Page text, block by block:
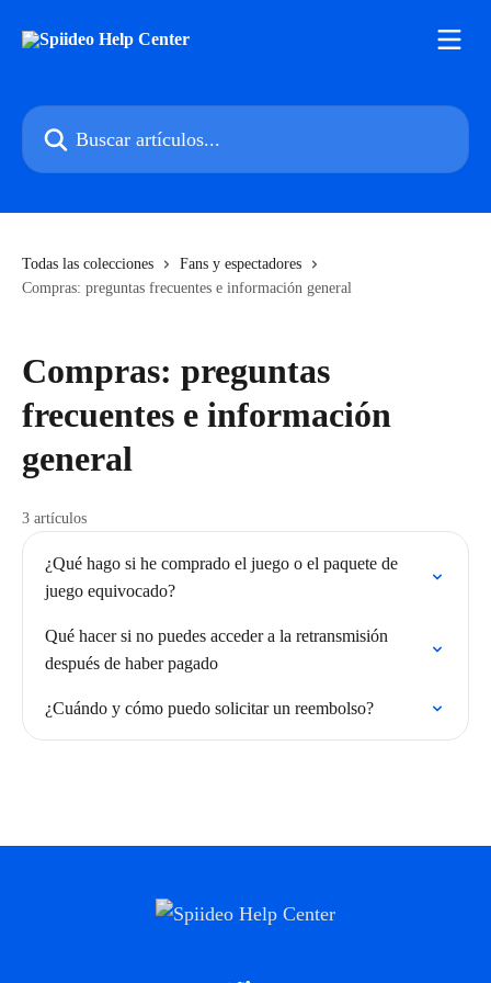
Buscar artículos...
Todas las colecciones
Fans y espectadores
Compras: preguntas frecuentes e información general
Compras: preguntas
frecuentes e información
general
3 artículos
¿Qué hago si he comprado el juego o el paquete de
juego equivocado?
Qué hacer si no puedes acceder a la retransmisión
después de haber pagado
¿Cuándo y cómo puedo solicitar un reembolso?